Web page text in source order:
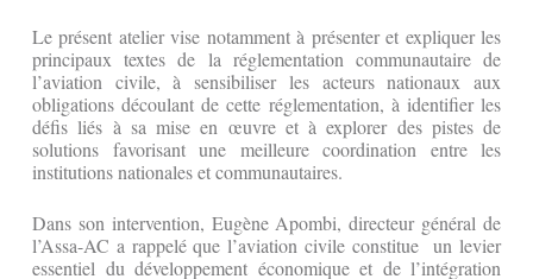
Le présent atelier vise notamment à présenter et expliquer les
principaux textes de la réglementation communautaire de
l’aviation civile, à sensibiliser les acteurs nationaux aux
obligations découlant de cette réglementation, à identifier les
défis liés à sa mise en œuvre et à explorer des pistes de
solutions favorisant une meilleure coordination entre les
institutions nationales et communautaires.
Dans son intervention, Eugène Apombi, directeur général de
l’Assa-AC a rappelé que l’aviation civile constitue un levier
essentiel du développement économique et de l’intégration